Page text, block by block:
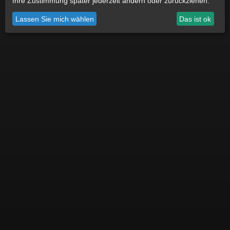
Datenschutz Impressum Cookie Einstellungen
Lassen Sie mich wählen Das ist ok